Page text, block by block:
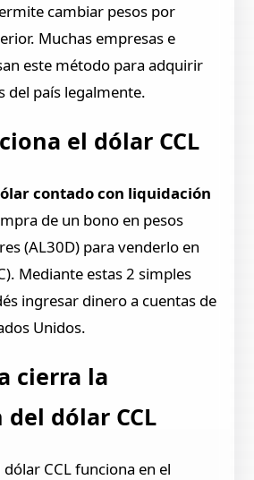
cambiar pesos por
Muchas empresas e
este método para adquirir
del país legalmente.
el dólar CCL
contado con liquidación
de un bono en pesos
(AL30D) para venderlo en
Mediante estas 2 simples
ingresar dinero a cuentas de
Unidos.
cierra la
dólar CCL
CCL funciona en el